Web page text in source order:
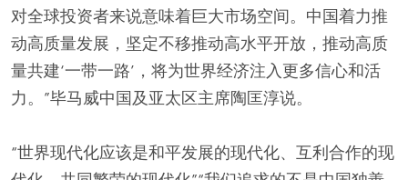
对全球投资者来说意味着巨大市场空间。中国着力推
动高质量发展，坚定不移推动高水平开放，推动高质
量共建‘一带一路’，将为世界经济注入更多信心和活
力。”毕马威中国及亚太区主席陶匡淳说。
“世界现代化应该是和平发展的现代化、互利合作的现